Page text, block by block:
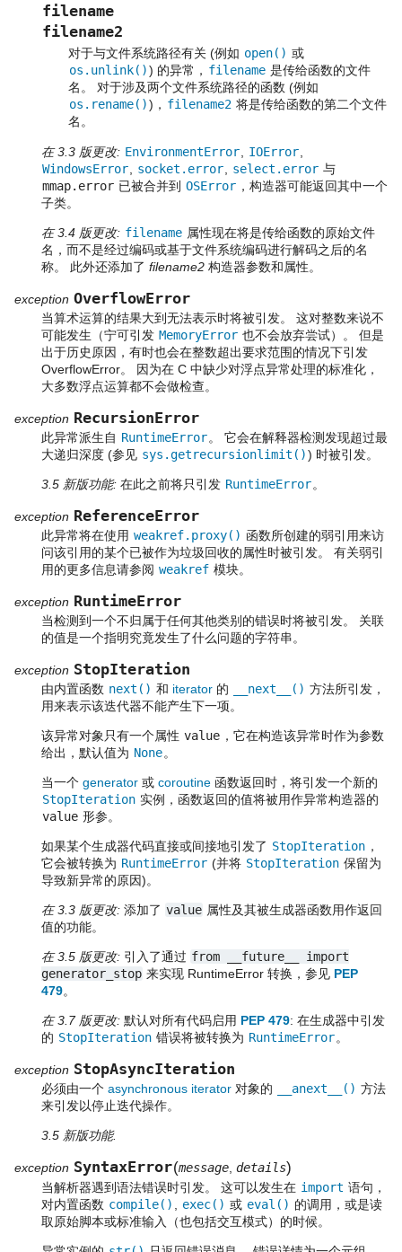
filename
filename2
对于与文件系统路径有关 (例如 open() 或
os.unlink()) 的异常， filename 是传给函数的文件
名。 对于涉及两个文件系统路径的函数 (例如
os.rename())， filename2 将是传给函数的第二个文件
名。
在 3.3 版更改: EnvironmentError IOError
WindowsError
socket.error select.error 与
mmap.error 已被合并到 OSError ，构造器可能返回其中一个
子类。
在 3.4 版更改: filename 属性现在将是传给函数的原始文件
名，而不是经过编码或基于文件系统编码进行解码之后的名
称。 此外还添加了 filename2 构造器参数和属性。
exception OverflowError
当算术运算的结果大到无法表示时将被引发。 这对整数来说不
可能发生（宁可引发 MemoryError 也不会放弃尝试）。 但是
出于历史原因，有时也会在整数超出要求范围的情况下引发
OverflowError。 因为在 C 中缺少对浮点异常处理的标准化，
大多数浮点运算都不会做检查。
exception RecursionError
此异常派生自 RuntimeError。 它会在解释器检测发现超过最
大递归深度 (参见 sys.getrecursionlimit()) 时被引发。
3.5 新版功能: 在此之前将只引发 RuntimeError。
exception ReferenceError
此异常将在使用 weakref.proxy() 函数所创建的弱引用来访
问该引用的某个已被作为垃圾回收的属性时被引发。 有关弱引
用的更多信息请参阅 weakref 模块。
exception RuntimeError
当检测到一个不归属于任何其他类别的错误时将被引发。 关联
的值是一个指明究竟发生了什么问题的字符串。
exception StopIteration
由内置函数 next() 和 iterator 的 __next__() 方法所引发，
用来表示该迭代器不能产生下一项。
该异常对象只有一个属性 value ，它在构造该异常时作为参数
给出，默认值为 None。
当一个 generator 或 coroutine 函数返回时，将引发一个新的
StopIteration 实例，函数返回的值将被用作异常构造器的
value 形参。
如果某个生成器代码直接或间接地引发了 StopIteration ，
它会被转换为 RuntimeError (并将 StopIteration 保留为
导致新异常的原因)。
在 3.3 版更改: 添加了 value 属性及其被生成器函数用作返回
值的功能。
在 3.5 版更改: 引入了通过 from __future__
import
generator_stop 来实现 RuntimeError 转换，参见 PEP
479。
在 3.7 版更改: 默认对所有代码启用 PEP 479: 在生成器中引发
的 StopIteration 错误将被转换为 RuntimeError。
exception StopAsyncIteration
必须由一个 asynchronous iterator 对象的 __anext__() 方法
来引发以停止迭代操作。
3.5 新版功能.
exception SyntaxError(message details)
当解析器遇到语法错误时引发。 这可以发生在 import 语句，
对内置函数 compile() exec() 或 eval() 的调用，或是读
取原始脚本或标准输入（也包括交互模式）的时候。